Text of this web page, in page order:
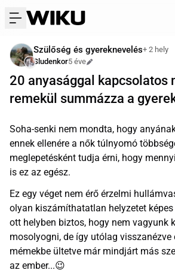
menu
Szülőség és gyereknevelés+ 2 hely
Sludenkor5 éve
Szerkesztve
20 anyasággal kapcsolatos
remekül summázza a
Soha-senki nem mondta, hogy
ennek ellenére a nők túlnyomó
meglepetésként tudja érni, hogy
is ez az egész.
Ez egy véget nem érő érzelmi
olyan kiszámíthatatlan helyzetet képes
ott helyben biztos, hogy nem vagyunk
mosolyogni, de így utólag visszanézve
mémekbe ültetve már mindjárt más
az ember...😉